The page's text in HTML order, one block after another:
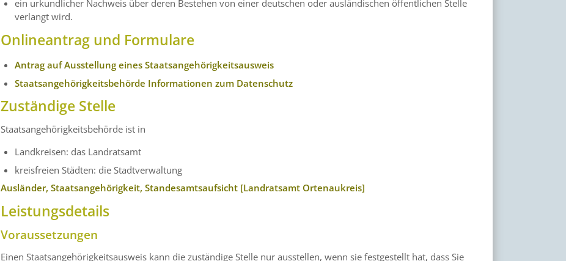
ein urkundlicher Nachweis über deren Bestehen von einer deutschen oder ausländischen öffentlichen Stelle
verlangt wird.
Onlineantrag und Formulare
Antrag auf Ausstellung eines Staatsangehörigkeitsausweis
Staatsangehörigkeitsbehörde Informationen zum Datenschutz
Zuständige Stelle
Staatsangehörigkeitsbehörde ist in
Landkreisen: das Landratsamt
kreisfreien Städten: die Stadtverwaltung
Ausländer, Staatsangehörigkeit, Standesamtsaufsicht [Landratsamt Ortenaukreis]
Leistungsdetails
Voraussetzungen
Einen Staatsangehörigkeitsausweis kann die zuständige Stelle nur ausstellen, wenn sie festgestellt hat, dass Sie